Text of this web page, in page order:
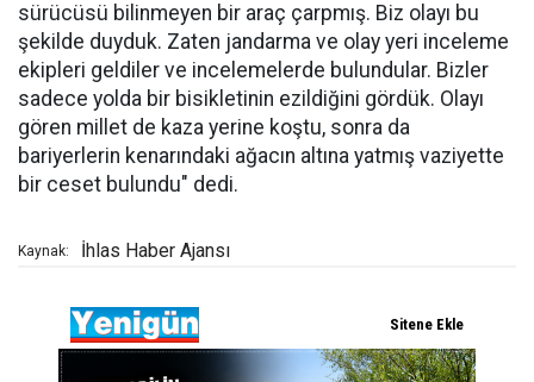
sürücüsü bilinmeyen bir araç çarpmış. Biz olayı bu
şekilde duyduk. Zaten jandarma ve olay yeri inceleme
ekipleri geldiler ve incelemelerde bulundular. Bizler
sadece yolda bir bisikletinin ezildiğini gördük. Olayı
gören millet de kaza yerine koştu, sonra da
bariyerlerin kenarındaki ağacın altına yatmış vaziyette
bir ceset bulundu" dedi.
Kaynak: İhlas Haber Ajansı